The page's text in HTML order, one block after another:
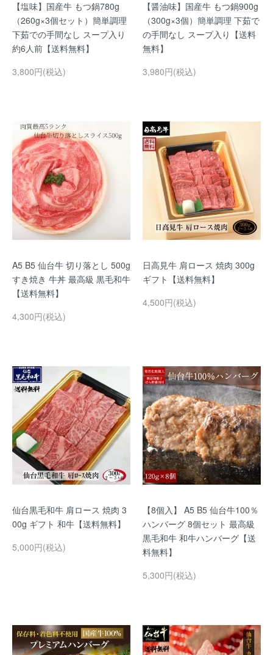
【塩味】国産牛 もつ鍋780g
（260g×3個セット）簡単調理
下茹での手間なし スープ入り
約6人前【送料無料】
3,800円(税込)
【醤油味】国産牛 もつ鍋900g
（300g×3個）簡単調理 下茹で
の手間なし スープ入り【送料
無料】
3,980円(税込)
A5 B5 仙台牛 切り落とし 500g
すき焼き 牛丼 最高級 黒毛和牛
【送料無料】
4,300円(税込)
日高見牛 肩ロース 焼肉 300g
ギフト【送料無料】
4,500円(税込)
仙台黒毛和牛 肩ロース 焼肉 3
00g ギフト 和牛【送料無料】
5,000円(税込)
【8個入】 A5 B5 仙台牛100％
ハンバーグ 8個セット 最高級
黒毛和牛 和牛ハンバーグ【送
料無料】
5,300円(税込)